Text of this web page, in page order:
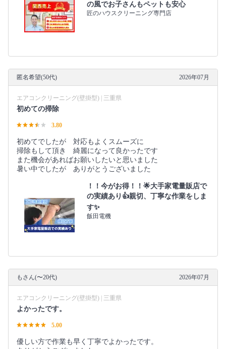
の風でお子さんもペットも安心
匠のハウスクリーニング専門店
匿名希望(50代) 2026年07月
エアコンクリーニング(壁掛型) | 三重県
初めての掃除
3.80
初めてでしたが 対応もよくスムーズに
掃除もして頂き 綺麗になって良かったです
また機会があればお願いしたいと思いました
暑い中でしたが ありがとうございました
！！今がお得！！🌟大手家電量販店で
の実績あり👍親切、丁寧な作業をしま
す✨
飯田電機
もさん(〜20代) 2026年07月
エアコンクリーニング(壁掛型) | 三重県
よかったです。
5.00
優しい方で作業も早く丁寧でよかったです。